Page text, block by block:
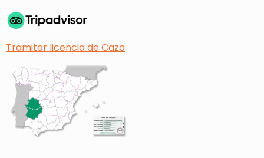
Tramitar licencia de Caza